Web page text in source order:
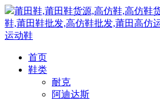
莆田鞋,莆田鞋货源,高仿鞋,高仿鞋
鞋,莆田鞋批发,高仿鞋批发,莆田高仿
运动鞋
首页
鞋类
耐克
阿迪达斯